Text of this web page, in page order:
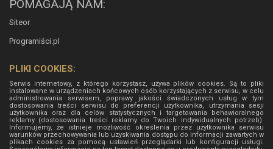
POMAGAJĄ NAM:
Siteor
Programiści.pl
PLIKI COOKIES:
Serwis internetowy, z którego korzystasz, używa plików cookies. Są to pliki
instalowane w urządzeniach końcowych osób korzystających z serwisu, w celu
administrowania serwisem, poprawy jakości świadczonych usług w tym
dostosowania treści serwisu do preferencji użytkownika, utrzymania sesji
użytkownika oraz dla celów statystycznych i targetowania behawioralnego
reklamy (dostosowania treści reklamy do Twoich indywidualnych potrzeb).
Informujemy, że istnieje możliwość określenia przez użytkownika serwisu
warunków przechowywania lub uzyskiwania dostępu do informacji zawartych w
plikach cookies za pomocą ustawień przeglądarki lub konfiguracji usługi.